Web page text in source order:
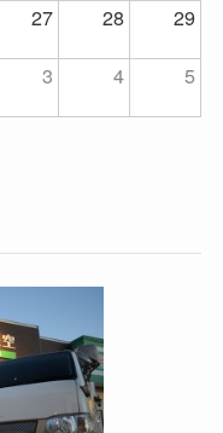
27 28
29
3 4 5